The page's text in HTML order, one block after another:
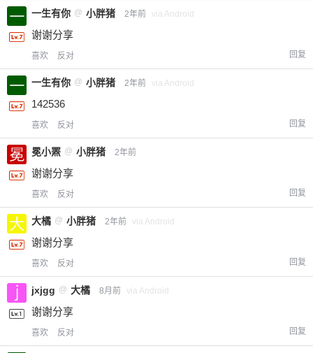
一生有你 @ 小胖猪 2年前 via Android
谢谢分享
喜欢 反对 回复
一生有你 @ 小胖猪 2年前 via Android
142536
喜欢 反对 回复
冕小罴 @ 小胖猪 2年前
谢谢分享
喜欢 反对 回复
大橘 @ 小胖猪 2年前 via Android
谢谢分享
喜欢 反对 回复
jxjgg @ 大橘 8月前 via Android
谢谢分享
喜欢 反对 回复